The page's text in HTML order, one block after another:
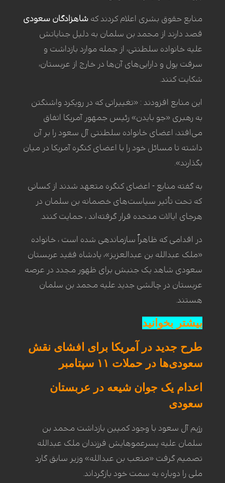
منابع حقوق بشری اعلام کردند که شاهزادگان سعودی
قصد دارند از محمد بن سلمان به دلیل جنایاتش
علیه خانواده سلطنتی، از جمله موارد بازداشت و
سرقت پول و دارایی‌های آن‌ها در خارج از عربستان،
شکایت کنند.
این منابع افزودند : «تغییراتی که در رویکرد واشنگتن
به رهبری «جو بایدن» رئیس جمهور آمریکا اتفاق
می‌افتد، اعضای خانواده سلطنتی آل سعود را بر آن
داشته تا مسائل خود را با اعضای کنگره آمریکا در میان
بگذارند».
به گفته منابع - اعضای کنگره متعهد شدند از کسانی
که تحت تأثیر سیاست‌های خصمانه بن سلمان در
هرجای ایالات متحده قرار گرفته‌اند ، حمایت کنند.
در اقدامی که ظاهراً سازماندهی شده است ، خانواده
«ملک عبدالله بن عبدالعزیز»، پادشاه فقید عربستان
سعودی شاهد یک جنبش برای ظهور مجدد در عرصه
عربستان در چالشی جدید علیه محمد بن سلمان
هستند.
بیشتر بخوانید
طرح جدید در آمریکا برای افشای نقش
سعودی‌ها در حملات ۱۱ سپتامبر
اعدام یک جوان شیعه در عربستان
سعودی
رژیم آل سعود با وجود کمپین بازداشت محمد بن
سلمان علیه پسرعموهایش فرزندان ملک عبدالله
تصمیم گرفت «متعب بن عبدالله» وزیر سابق گارد
ملی را دوباره به سمت خود بازگرداند.